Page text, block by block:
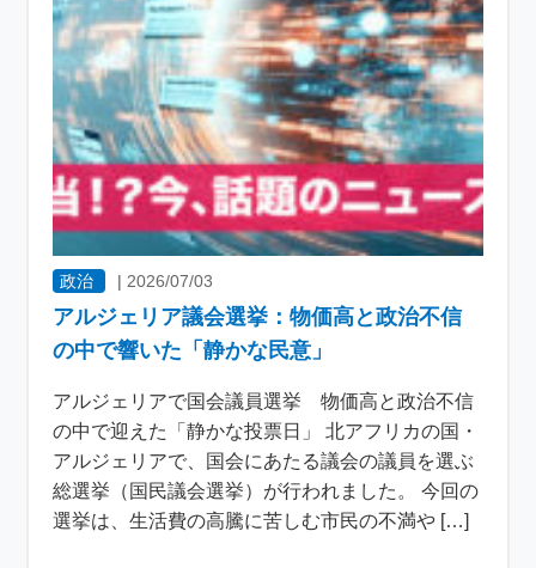
政治 |2026/07/03
アルジェリア議会選挙：物価高と政治不信
の中で響いた「静かな民意」
アルジェリアで国会議員選挙 物価高と政治不信
の中で迎えた「静かな投票日」 北アフリカの国・
アルジェリアで、国会にあたる議会の議員を選ぶ
総選挙（国民議会選挙）が行われました。 今回の
選挙は、生活費の高騰に苦しむ市民の不満や […]